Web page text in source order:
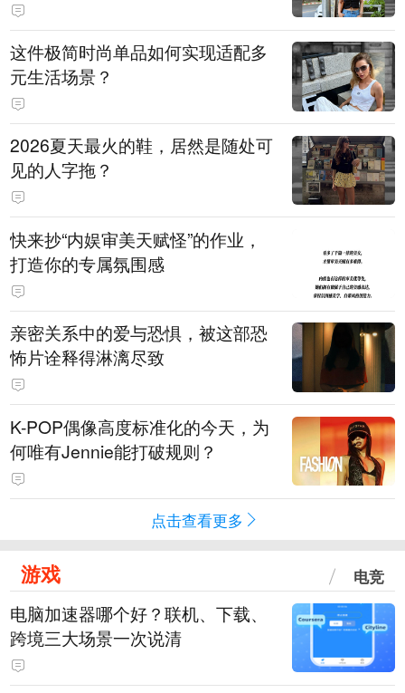
这件极简时尚单品如何实现适配多
元生活场景？
2026夏天最火的鞋，居然是随处可
见的人字拖？
快来抄“内娱审美天赋怪”的作业，
打造你的专属氛围感
亲密关系中的爱与恐惧，被这部恐
怖片诠释得淋漓尽致
K-POP偶像高度标准化的今天，为
何唯有Jennie能打破规则？
点击查看更多
游戏 电竞
电脑加速器哪个好？联机、下载、
跨境三大场景一次说清